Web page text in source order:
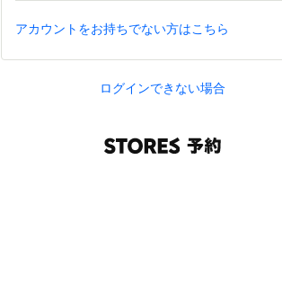
アカウントをお持ちでない方はこちら
ログインできない場合